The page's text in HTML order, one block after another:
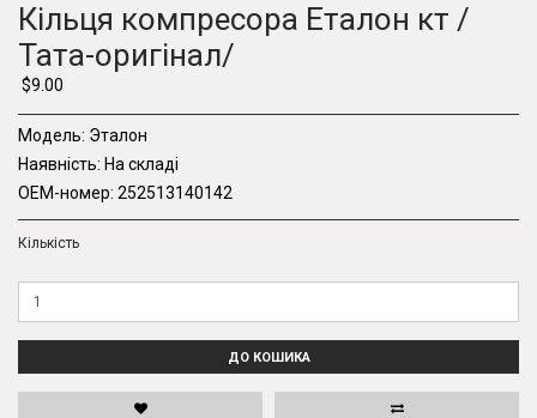
Кільця компресора Еталон кт /
Тата-оригінал/
$9.00
Модель: Эталон
Наявність: На складі
OEM-номер: 252513140142
Кількість
ДО КОШИКА